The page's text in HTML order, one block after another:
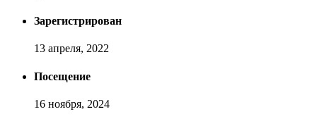
Зарегистрирован
13 апреля, 2022
Посещение
16 ноября, 2024